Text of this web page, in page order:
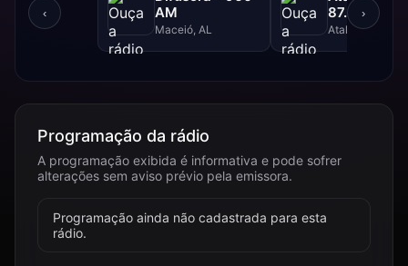
‹
AM
Maceió, AL
87.9 FM
Atalaia, AL
›
Programação da rádio
A programação exibida é informativa e pode sofrer
alterações sem aviso prévio pela emissora.
Programação ainda não cadastrada para esta
rádio.